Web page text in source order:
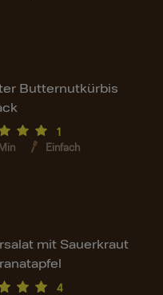
Butternutkürbis
1
Min Einfach
mit Sauerkraut
4